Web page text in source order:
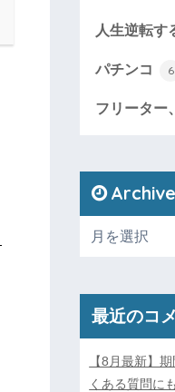
人生逆転す
パチンコ 6
フリーター
Archive
最近のコ
【8月最新】
くある質問に